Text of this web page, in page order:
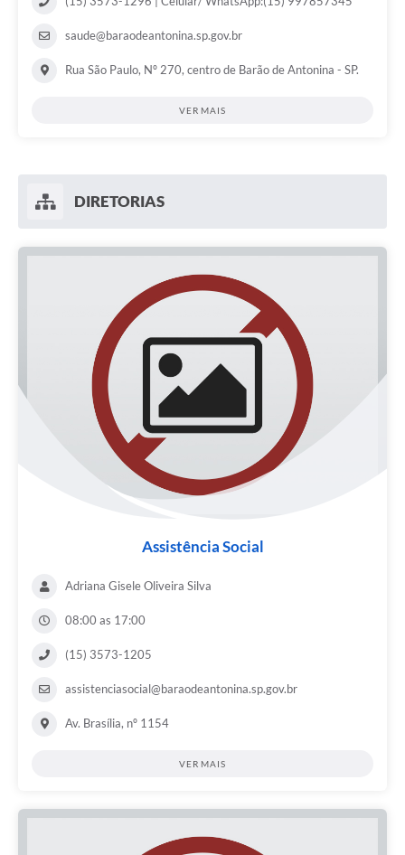
saude@baraodeantonina.sp.gov.br
Rua São Paulo, Nº 270, centro de Barão de Antonina - SP.
VER MAIS
DIRETORIAS
Assistência Social
Adriana Gisele Oliveira Silva
08:00 as 17:00
(15) 3573-1205
assistenciasocial@baraodeantonina.sp.gov.br
Av. Brasília, nº 1154
VER MAIS